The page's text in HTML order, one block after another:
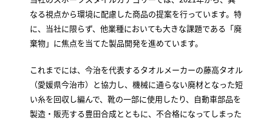
なる視点から環境に配慮した商品の提案を行っています。特
に、当社に限らず、他業種においても大きな課題である「廃
棄物」に焦点を当てた製品開発を進めています。
これまでには、今治を代表するタオルメーカーの藤高タオル
（愛媛県今治市）と協力し、機械に通らない廃材となった短
い糸を回収し編んで、靴の一部に使用したり、自動車部品を
製造・販売する豊田合成とともに、不合格になってしまった